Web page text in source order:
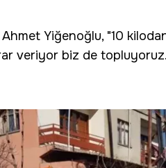
Yiğenoğlu, "10
veriyor biz de